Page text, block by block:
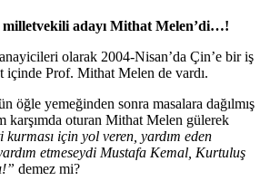
milletvekili adayı Mithat Melen’di…!
olarak 2004-Nisan’da Çin’e bir iş
içinde Prof. Mithat Melen de vardı.
öğle yemeğinden sonra masalara dağılmış
karşımda oturan Mithat Melen gülerek
için yol veren, yardım eden
etmeseydi Mustafa Kemal, Kurtuluş
demez mi?